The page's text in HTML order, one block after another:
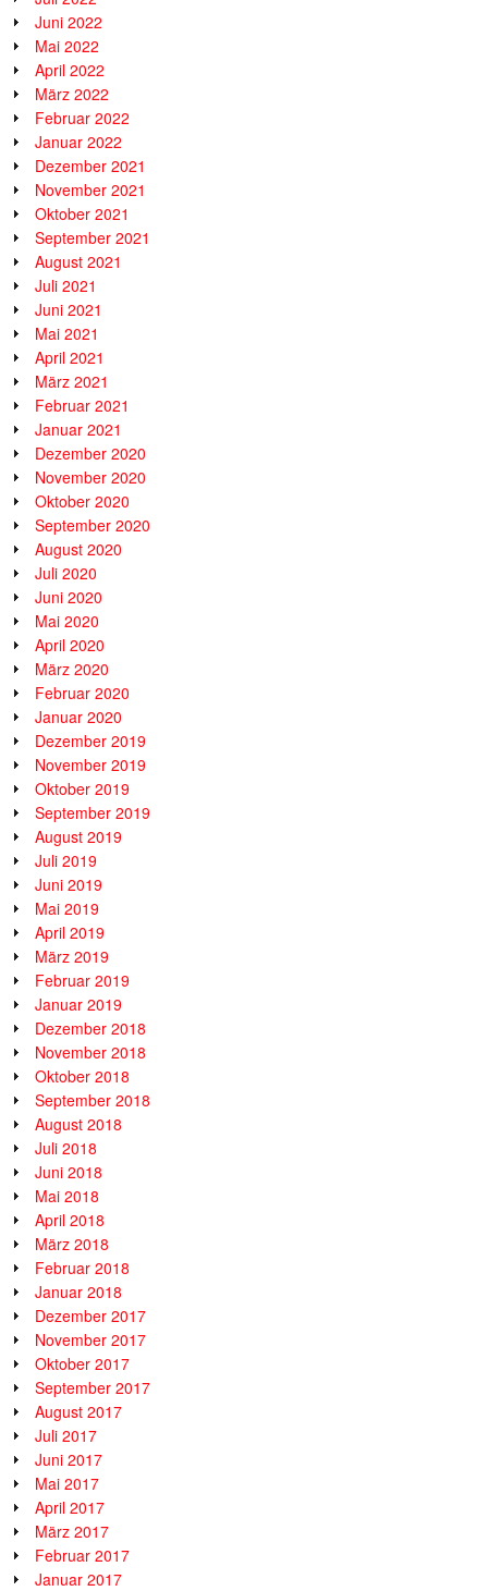
Juni 2022
Mai 2022
April 2022
März 2022
Februar 2022
Januar 2022
Dezember 2021
November 2021
Oktober 2021
September 2021
August 2021
Juli 2021
Juni 2021
Mai 2021
April 2021
März 2021
Februar 2021
Januar 2021
Dezember 2020
November 2020
Oktober 2020
September 2020
August 2020
Juli 2020
Juni 2020
Mai 2020
April 2020
März 2020
Februar 2020
Januar 2020
Dezember 2019
November 2019
Oktober 2019
September 2019
August 2019
Juli 2019
Juni 2019
Mai 2019
April 2019
März 2019
Februar 2019
Januar 2019
Dezember 2018
November 2018
Oktober 2018
September 2018
August 2018
Juli 2018
Juni 2018
Mai 2018
April 2018
März 2018
Februar 2018
Januar 2018
Dezember 2017
November 2017
Oktober 2017
September 2017
August 2017
Juli 2017
Juni 2017
Mai 2017
April 2017
März 2017
Februar 2017
Januar 2017